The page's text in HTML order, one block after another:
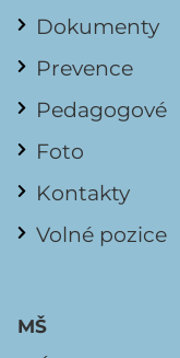
Dokumenty
Prevence
Pedagogové
Foto
Kontakty
Volné pozice
MŠ